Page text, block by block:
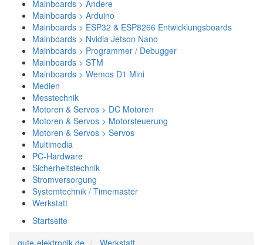
Mainboards > Andere
Mainboards > Arduino
Mainboards > ESP32 & ESP8266 Entwicklungsboards
Mainboards > Nvidia Jetson Nano
Mainboards > Programmer / Debugger
Mainboards > STM
Mainboards > Wemos D1 Mini
Medien
Messtechnik
Motoren & Servos > DC Motoren
Motoren & Servos > Motorsteuerung
Motoren & Servos > Servos
Multimedia
PC-Hardware
Sicherheitstechnik
Stromversorgung
Systemtechnik / Timemaster
Werkstatt
Startseite
gute-elektronik.de
Werkstatt